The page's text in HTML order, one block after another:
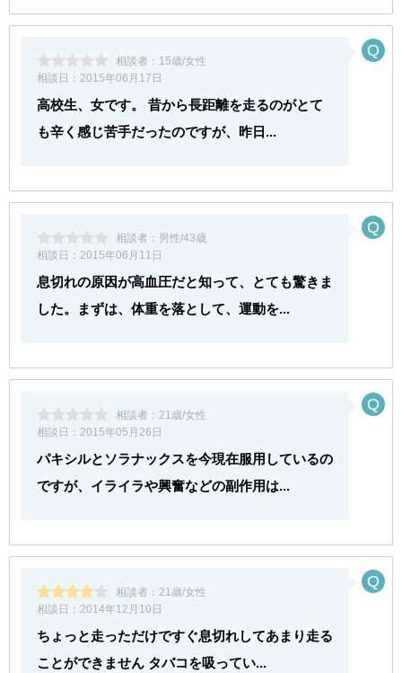
相談者： 15歳/女性
相談日： 2015年06月17日
高校生、女です。 昔から長距離を走るのがとて
も辛く感じ苦手だったのですが、昨日...
相談者： 男性/43歳
相談日： 2015年06月11日
息切れの原因が高血圧だと知って、とても驚きま
した。まずは、体重を落として、運動を...
相談者： 21歳/女性
相談日： 2015年05月26日
パキシルとソラナックスを今現在服用しているの
ですが、イライラや興奮などの副作用は...
相談者： 21歳/女性
相談日： 2014年12月10日
ちょっと走っただけですぐ息切れしてあまり走る
ことができません タバコを吸ってい...